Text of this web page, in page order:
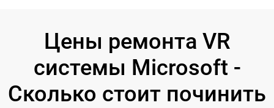
Цены ремонта VR
системы Microsoft -
Сколько стоит починить